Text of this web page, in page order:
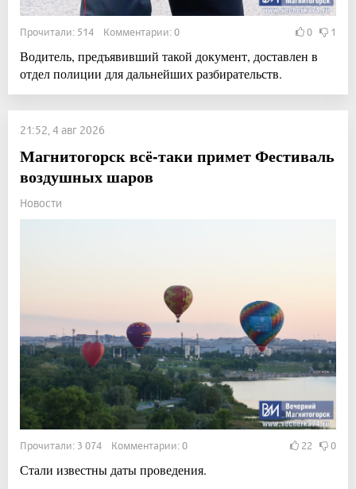
Прочитали: 514 Комментарии: 0 0 1
Водитель, предъявивший такой документ, доставлен в
отдел полиции для дальнейших разбирательств.
21:52, 4 авг 2026
Магнитогорск всё-таки примет Фестиваль
воздушных шаров
Новости
Прочитали: 3 074 Комментарии: 0 22 0
Стали известны даты проведения.